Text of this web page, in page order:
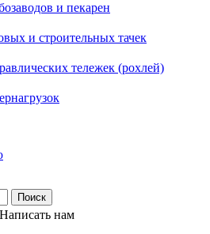
и пекарен
и строительных тачек
тележек (рохлей)
Написать нам